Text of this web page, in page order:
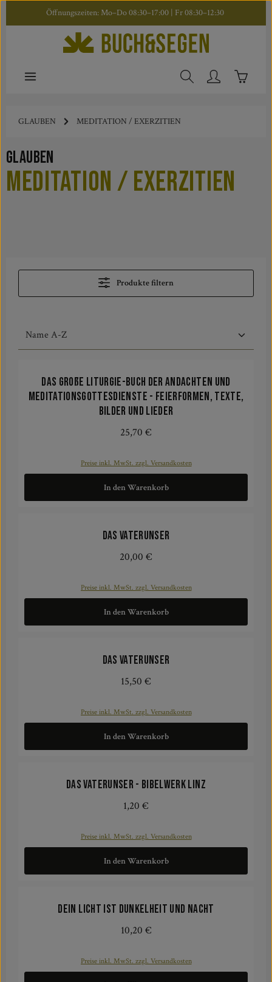
Zum Hauptinhalt springen
Öffnungszeiten: Mo–Do 08:30–17:00 | Fr 08:30–12:30
GLAUBEN MEDITATION / EXERZITIEN
Glauben
Meditation / Exerzitien
Produkte filtern
Das große Liturgie-Buch der Andachten und
Meditationsgottesdienste - Feierformen, Texte,
Bilder und Lieder
Regulärer Preis:
25,70 €
Preise inkl. MwSt. zzgl. Versandkosten
In den Warenkorb
Das Vaterunser
Regulärer Preis:
20,00 €
Preise inkl. MwSt. zzgl. Versandkosten
In den Warenkorb
Das Vaterunser
Regulärer Preis:
15,50 €
Preise inkl. MwSt. zzgl. Versandkosten
In den Warenkorb
Das Vaterunser - Bibelwerk Linz
Regulärer Preis:
1,20 €
Preise inkl. MwSt. zzgl. Versandkosten
In den Warenkorb
Dein Licht ist Dunkelheit und Nacht
Regulärer Preis:
10,20 €
Preise inkl. MwSt. zzgl. Versandkosten